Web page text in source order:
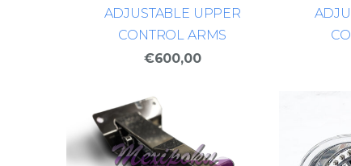
ADJUSTABLE UPPER
CONTROL ARMS
€600,00